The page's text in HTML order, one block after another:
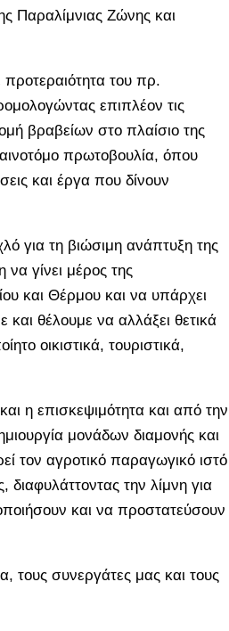
Παραλίμνιας Ζώνης και
του πρ.
επιπλέον τις
βραβείων στο πλαίσιο της
πρωτοβουλία, όπου
και έργα που δίνουν
για τη βιώσιμη ανάπτυξη της
γίνει μέρος της
και Θέρμου και να υπάρχει
θέλουμε να αλλάξει θετικά
οικιστικά, τουριστικά,
η επισκεψιμότητα και από την
μονάδων διαμονής και
τον αγροτικό παραγωγικό ιστό
διαφυλάττοντας την λίμνη για
και να προστατεύσουν
τους συνεργάτες μας και τους